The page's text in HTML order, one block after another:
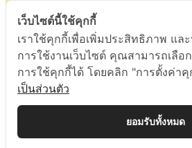
รีวิว child
menu
รีวิว ฉีด PRP
รีวิว ฉีดไขมันหน้าเด็ก
รีวิว ดูดไขมัน
รีวิว ตัดไขมันกระพุ้งแก้มหน้
รีวิว ร้อยไหม
รีวิว รักษาสิว ฝ้า รอยดำ
รีวิว เสริมคาง
เว็บไซต์นี้ใช้คุกกี้
เราใช้คุกกี้เพื่อเพิ่มประสิทธิภาพ แ
การใช้งานเว็บไซต์ คุณสามารถเลือ
การใช้คุกกี้ได้ โดยคลิก "การตั้งค่า
เป็นส่วนตัว
ยอมรับทั้งหมด